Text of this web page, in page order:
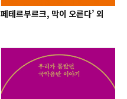
페테르부르크, 막이 오른다’ 외